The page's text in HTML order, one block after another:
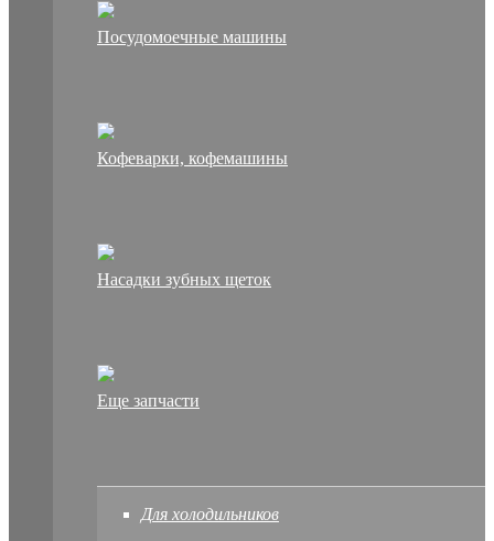
Посудомоечные машины
Кофеварки, кофемашины
Насадки зубных щеток
Еще запчасти
Для холодильников